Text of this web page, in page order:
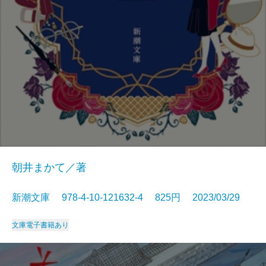
朝井まかて／著
新潮文庫 978-4-10-121632-4 825円 2023/03/29
文庫電子書籍あり